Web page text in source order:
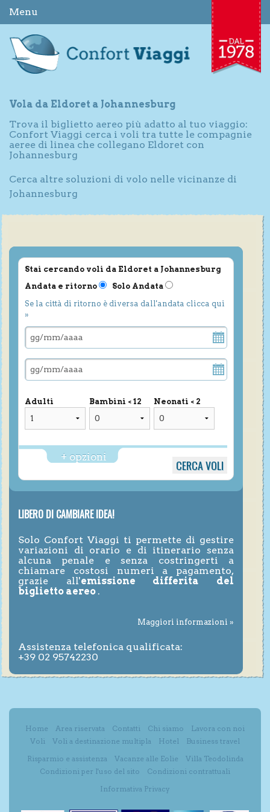
Menu
Vola da Eldoret a Johannesburg
Trova il biglietto aereo più adatto al tuo viaggio:
Confort Viaggi cerca i voli tra tutte le compagnie
aeree di linea che collegano Eldoret con
Johannesburg
Cerca altre soluzioni di volo nelle vicinanze di
Johannesburg
Stai cercando voli da Eldoret a Johannesburg
Andata e ritorno
Solo Andata
Se la città di ritorno è diversa dall'andata clicca qui
»
Adulti Bambini < 12 Neonati < 2
+ opzioni
LIBERO DI CAMBIARE IDEA!
Solo Confort Viaggi ti permette di gestire
variazioni di orario e di itinerario senza
alcuna penale e senza costringerti a
chiamare costosi numeri a pagamento,
grazie all'emissione differita del
biglietto aereo .
Maggiori informazioni »
Assistenza telefonica qualificata:
+39 02 95742230
Home Area riservata Contatti Chi siamo
Lavora con noi
Voli
Voli a destinazione multipla Hotel
Business travel
Risparmio e assistenza
Vacanze alle Eolie
Villa Teodolinda
Condizioni per l'uso del sito
Condizioni contrattuali
Informativa Privacy